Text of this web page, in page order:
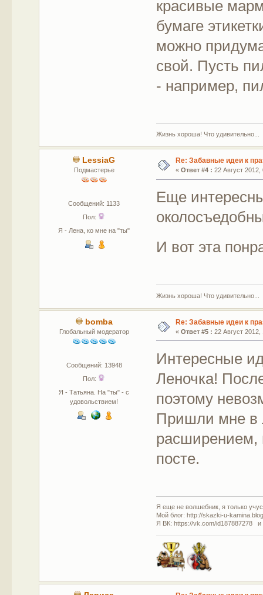
красивые
бумаге
можно
свой. Пусть
- например,
Жизнь хороша! Что удивительно...
LessiaG
Подмастерье
Сообщений: 1133
Пол:
Я - Лена, ко мне на "ты"
Re: Забавные идеи к
« Ответ #4 : 22 Август 2012,
Еще
И вот эта
Жизнь хороша! Что удивительно...
bomba
Глобальный модератор
Сообщений: 13948
Пол:
Я - Татьяна. На "ты" - с
удовольствием!
Re: Забавные идеи к
« Ответ #5 : 22 Август 2012,
Интересные
Леночка!
поэтому
Пришли мне в
расширением,
посте.
Я еще не волшебник, я только
Мой блог: http://skazki-u-
Я ВК: https://vk.com/id187887278 и